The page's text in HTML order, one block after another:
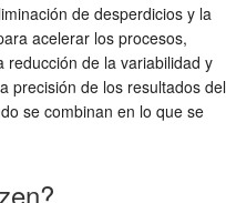
de desperdicios y la
acelerar los procesos,
reducción de la variabilidad y
precisión de los resultados del
se combinan en lo que se